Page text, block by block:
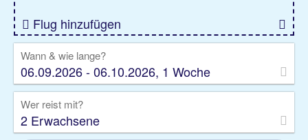
Flug hinzufügen
Wann & wie lange?
06.09.2026 - 06.10.2026, 1 Woche
Wer reist mit?
2 Erwachsene